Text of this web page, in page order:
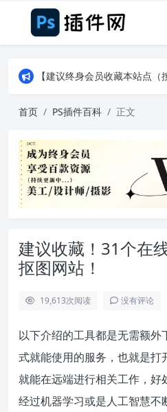
【建议终身会员收藏本站点（按 Ctrl + D）】PS插
【建议终身会员收藏本站点（按 Ctrl + D）】PS
首页 PS插件百科 正文
建议收藏！31个在
抠图网站！
19,613次阅读 没有评论
以下介绍的工具都是无需额外
式就能使用的服务，也就是打
就能在远端进行相关工作，好
经过机器学习或是人工智慧不